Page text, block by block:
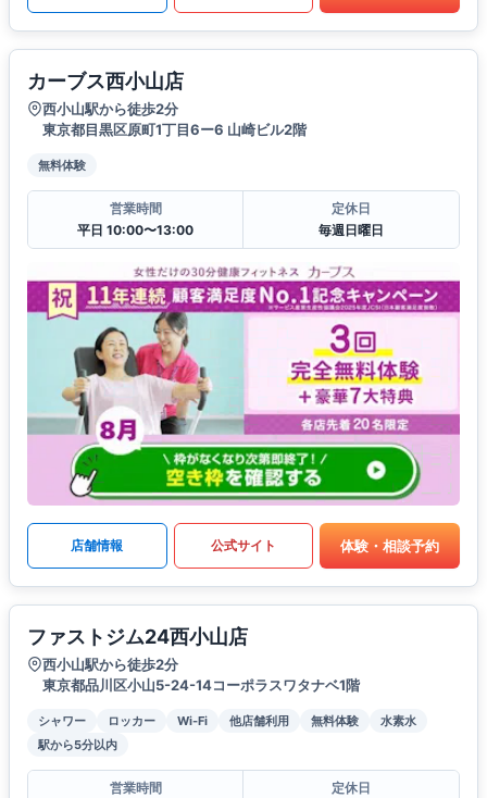
カーブス西小山店
西小山駅から徒歩2分
東京都目黒区原町1丁目6ー6 山崎ビル2階
無料体験
営業時間
平日 10:00〜13:00
定休日
毎週日曜日
店舗情報 公式サイト 体験・相談予約
ファストジム24西小山店
西小山駅から徒歩2分
東京都品川区小山5-24-14コーポラスワタナベ1階
シャワー ロッカー Wi-Fi 他店舗利用 無料体験
水素水
駅から5分以内
営業時間
定休日